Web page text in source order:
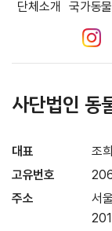
단체소개 국가동
사단법인 동
대표
조
고유번호
주소
서